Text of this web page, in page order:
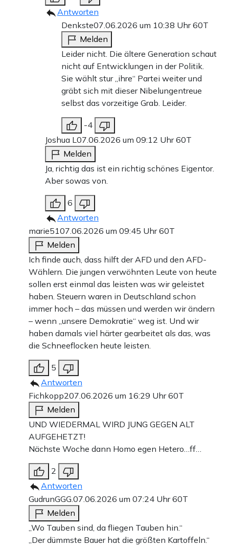
Antworten
Denkste07.06.2026 um 10:38 Uhr60T
Melden
Leider nicht. Die ältere Generation schaut
nicht auf Entwicklungen in der Politik.
Sie wählt stur „ihre“ Partei weiter und
gräbt sich mit dieser Nibelungentreue
selbst das vorzeitige Grab. Leider.
-4
Joshua L 07.06.2026 um 09:12 Uhr60T
Melden
Ja, richtig das ist ein richtig schönes Eigentor.
Aber sowas von.
6
Antworten
marie5107.06.2026 um 09:45 Uhr60T
Melden
Ich finde auch, dass hilft der AFD und den AFD-
Wählern. Die jungen verwöhnten Leute von heute
sollen erst einmal das leisten was wir geleistet
haben. Steuern waren in Deutschland schon
immer hoch – das müssen und werden wir ändern
– wenn „unsere Demokratie“ weg ist. Und wir
haben damals viel härter gearbeitet als das, was
die Schneeflocken heute leisten.
5
Antworten
Fichkopp207.06.2026 um 16:29 Uhr60T
Melden
UND WIEDERMAL WIRD JUNG GEGEN ALT
AUFGEHETZT!
Nächste Woche dann Homo egen Hetero…ff…
2
Antworten
GudrunGGG. 07.06.2026 um 07:24 Uhr60T
Melden
„Wo Tauben sind, da fliegen Tauben hin.“
„Der dümmste Bauer hat die größten Kartoffeln.“